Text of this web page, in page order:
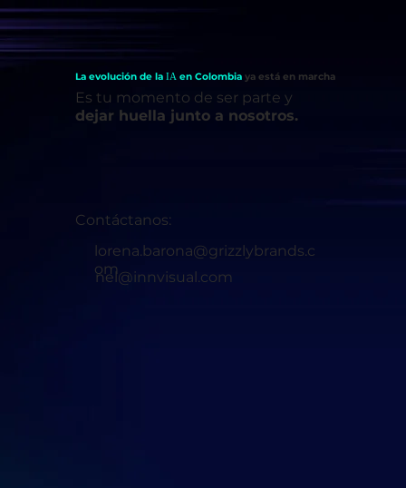
La evolución de laIA en Colombia ya está en marcha
Es tu momento de ser parte y
dejar huella junto a nosotros.
Contáctanos:
lorena.barona@grizzlybrands.c
om
nel@innvisual.com